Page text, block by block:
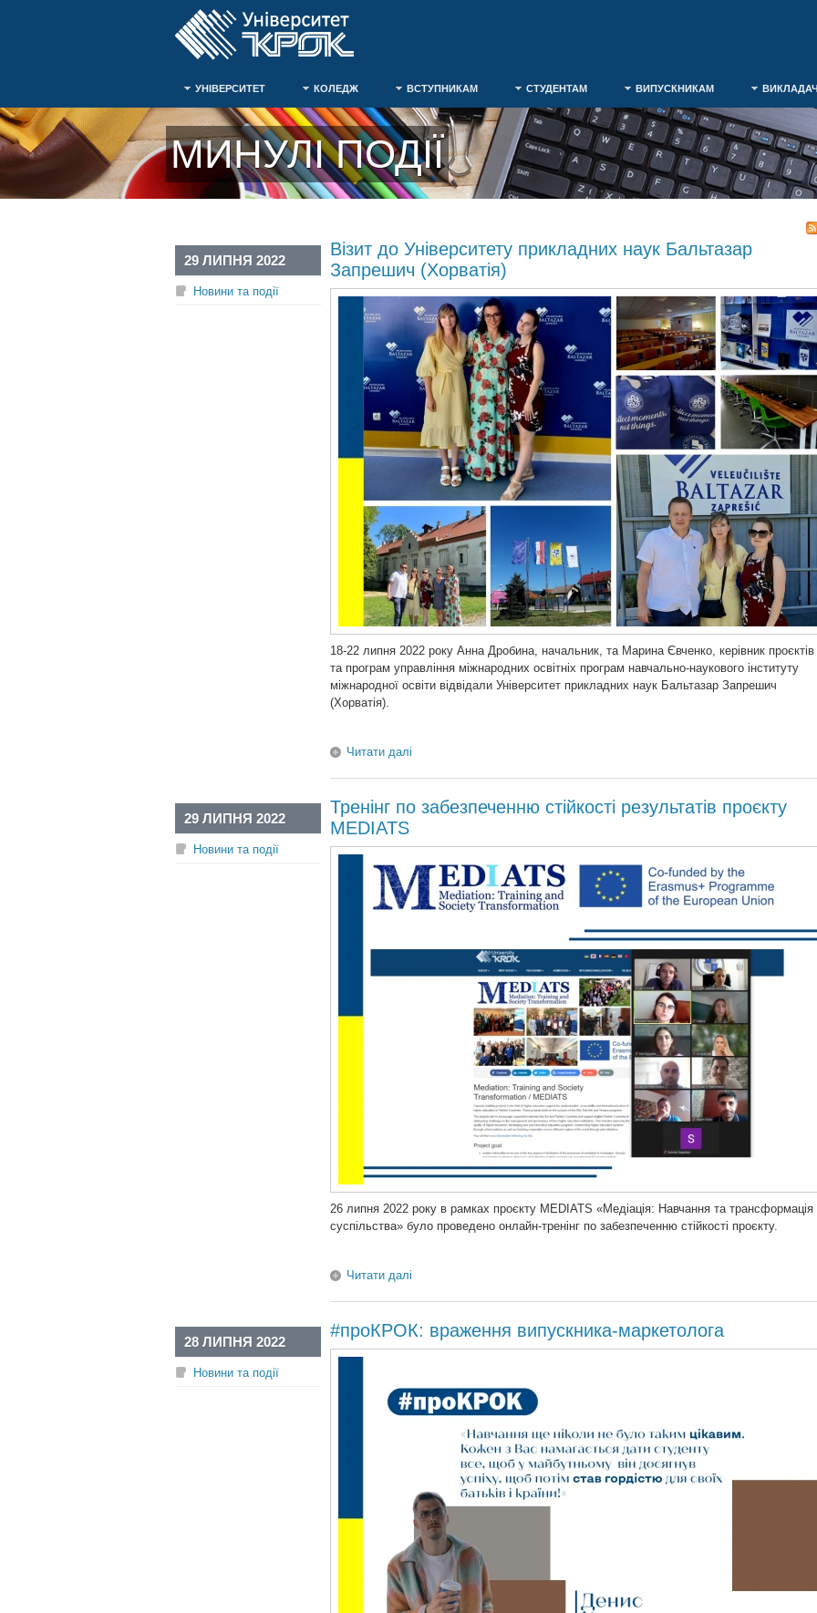
УНІВЕРСИТЕТ КОЛЕДЖ ВСТУПНИКАМ СТУДЕНТАМ ВИПУСКНИКАМ
МИНУЛІ ПОДІЇ
Візит до Університету прикладних наук Бальтазар
Запрешич (Хорватія)
29 ЛИПНЯ 2022
Новини та події
18-22 липня 2022 року Анна Дробина, начальник, та Марина Євченко, керівник проєктів
та програм управління міжнародних освітніх програм навчально-наукового інституту
міжнародної освіти відвідали Університет прикладних наук Бальтазар Запрешич
(Хорватія).
Читати далі
Тренінг по забезпеченню стійкості результатів проєкту
MEDIATS
29 ЛИПНЯ 2022
Новини та події
26 липня 2022 року в рамках проєкту MEDIATS «Медіація: Навчання та трансформація
суспільства» було проведено онлайн-тренінг по забезпеченню стійкості проєкту.
Читати далі
#проКРОК: враження випускника-маркетолога
28 ЛИПНЯ 2022
Новини та події